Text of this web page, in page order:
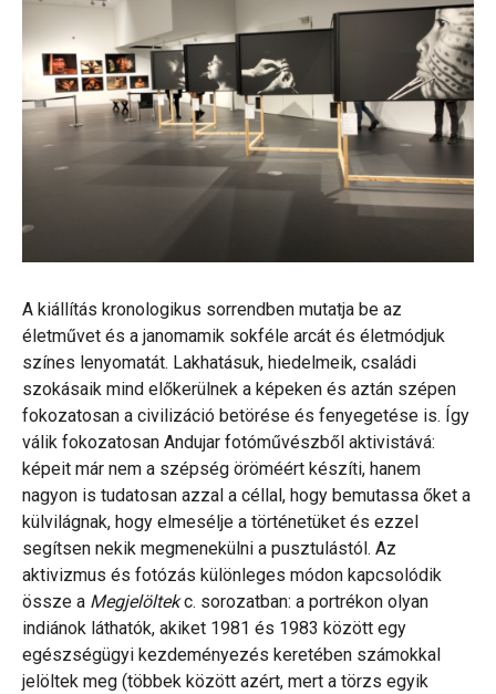
A kiállítás kronologikus sorrendben mutatja be az
életművet és a janomamik sokféle arcát és életmódjuk
színes lenyomatát. Lakhatásuk, hiedelmeik, családi
szokásaik mind előkerülnek a képeken és aztán szépen
fokozatosan a civilizáció betörése és fenyegetése is. Így
válik fokozatosan Andujar fotóművészből aktivistává:
képeit már nem a szépség öröméért készíti, hanem
nagyon is tudatosan azzal a céllal, hogy bemutassa őket a
külvilágnak, hogy elmesélje a történetüket és ezzel
segítsen nekik megmenekülni a pusztulástól. Az
aktivizmus és fotózás különleges módon kapcsolódik
össze a Megjelöltekc. sorozatban: a portrékon olyan
indiánok láthatók, akiket 1981 és 1983 között egy
egészségügyi kezdeményezés keretében számokkal
jelöltek meg (többek között azért, mert a törzs egyik